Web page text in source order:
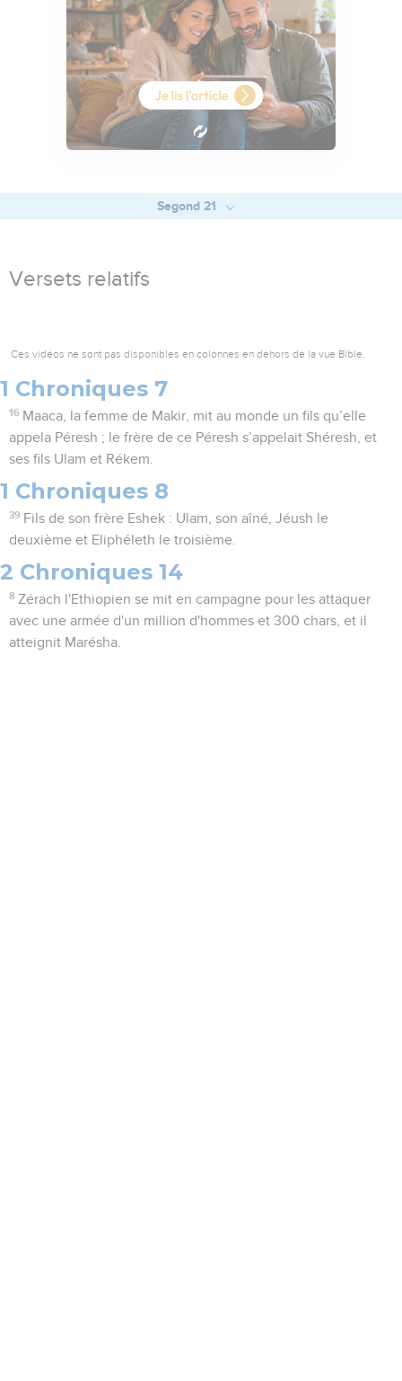
Segond 21
Versets relatifs
Ces vidéos ne sont pas disponibles en colonnes en dehors de la vue Bible.
1 Chroniques 7
16 Maaca, la femme de Makir, mit au monde un fils qu’elle
appela Péresh ; le frère de ce Péresh s’appelait Shéresh, et
ses fils Ulam et Rékem.
1 Chroniques 8
39 Fils de son frère Eshek : Ulam, son aîné, Jéush le
deuxième et Eliphéleth le troisième.
2 Chroniques 14
8 Zérach l'Ethiopien se mit en campagne pour les attaquer
avec une armée d'un million d'hommes et 300 chars, et il
atteignit Marésha.